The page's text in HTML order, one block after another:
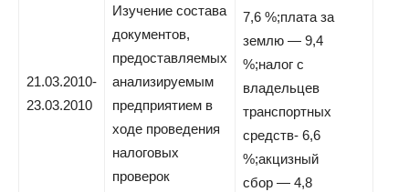
7,6 %;плата за
землю — 9,4
%;налог с
владельцев
транспортных
средств- 6,6
%;акцизный
сбор — 4,8
21.03.2010-
23.03.2010
Изучение состава
документов,
предоставляемых
анализируемым
предприятием в
ходе проведения
налоговых
проверок